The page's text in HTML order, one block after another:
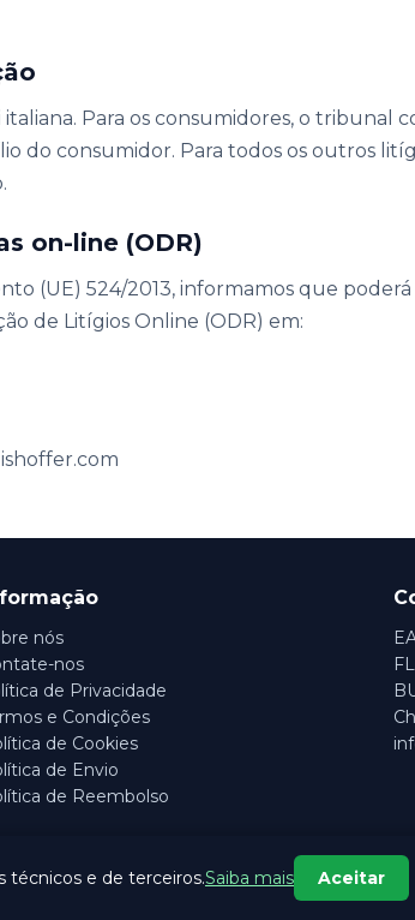
italiana. Para os consumidores, o tribunal
do consumidor. Para todos os outros
on-line (ODR)
(UE) 524/2013, informamos que poderá
de Litígios Online (ODR) em:
nós
nos
de Privacidade
e Condições
de Cookies
de Envio
de Reembolso
PEASY GROUP LIMITED— All rights reserved.
técnicos e de terceiros.Saiba mais Aceitar